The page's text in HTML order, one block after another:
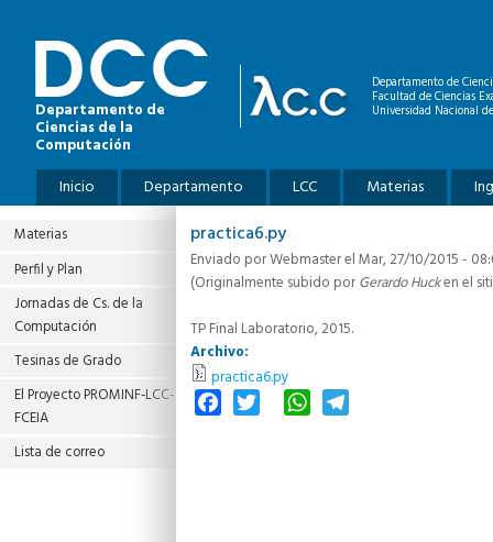
Departamento de
Ciencias de la
Computación
Departamento de
Facultad de Ciencias
Universidad Nacional
Menú principal
Inicio Departamento LCC Materias
Materias
Perfil y Plan
Jornadas de Cs. de la
Computación
Tesinas de Grado
El Proyecto PROMINF‐LCC‐
FCEIA
Lista de correo
practica6.py
Enviado porWebmasterel Mar, 27/10/2015 -
(Originalmente subido porGerardo Hucken el
TP Final Laboratorio, 2015.
Archivo:
practica6.py
FacebookTwitter WhatsApp